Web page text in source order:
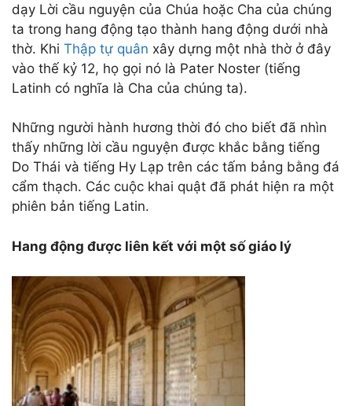
dạy Lời cầu nguyện của Chúa hoặc Cha của chúng
ta trong hang động tạo thành hang động dưới nhà
thờ. Khi Thập tự quân xây dựng một nhà thờ ở đây
vào thế kỷ 12, họ gọi nó là Pater Noster (tiếng
Latinh có nghĩa là Cha của chúng ta).
Những người hành hương thời đó cho biết đã nhìn
thấy những lời cầu nguyện được khắc bằng tiếng
Do Thái và tiếng Hy Lạp trên các tấm bảng bằng đá
cẩm thạch. Các cuộc khai quật đã phát hiện ra một
phiên bản tiếng Latin.
Hang động được liên kết với một số giáo lý